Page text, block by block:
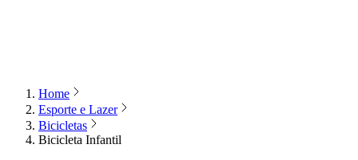
Home
Esporte e Lazer
Bicicletas
Bicicleta Infantil